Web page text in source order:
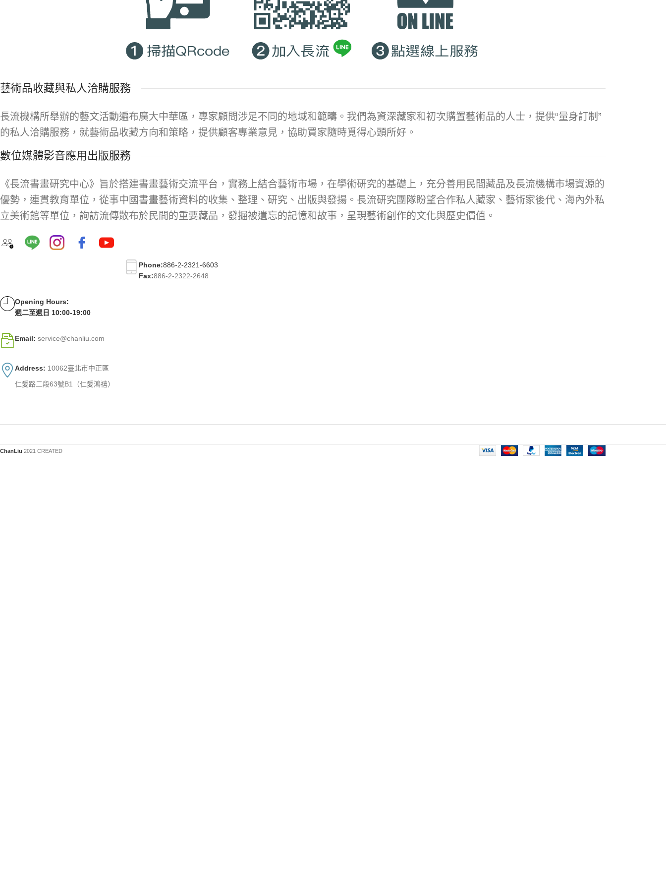
藝術品收藏與私人洽購服務
長流機構所舉辦的藝文活動遍布廣大中華區，專家顧問涉足不同的地域和範疇。我們為資深藏家和初次購置藝術品的人士，提供“量身訂制”
的私人洽購服務，就藝術品收藏方向和策略，提供顧客專業意見，協助買家隨時覓得心頭所好。
數位媒體影音應用出版服務
《長流書畫研究中心》旨於搭建書畫藝術交流平台，實務上結合藝術市場，在學術研究的基礎上，充分善用民間藏品及長流機構市場資源的
優勢，連貫教育單位，從事中國書畫藝術資料的收集、整理、研究、出版與發揚。長流研究團隊盼望合作私人藏家、藝術家後代、海內外私
立美術館等單位，詢訪流傳散布於民間的重要藏品，發掘被遺忘的記憶和故事，呈現藝術創作的文化與歷史價值。
Phone:886-2-2321-6603
Fax:886-2-2322-2648
Opening Hours:
週二至週日 10:00-19:00
Email: service@chanliu.com
Address: 10062臺北市中正區
仁愛路二段63號B1（仁愛鴻禧）
ChanLiu 2021 CREATED